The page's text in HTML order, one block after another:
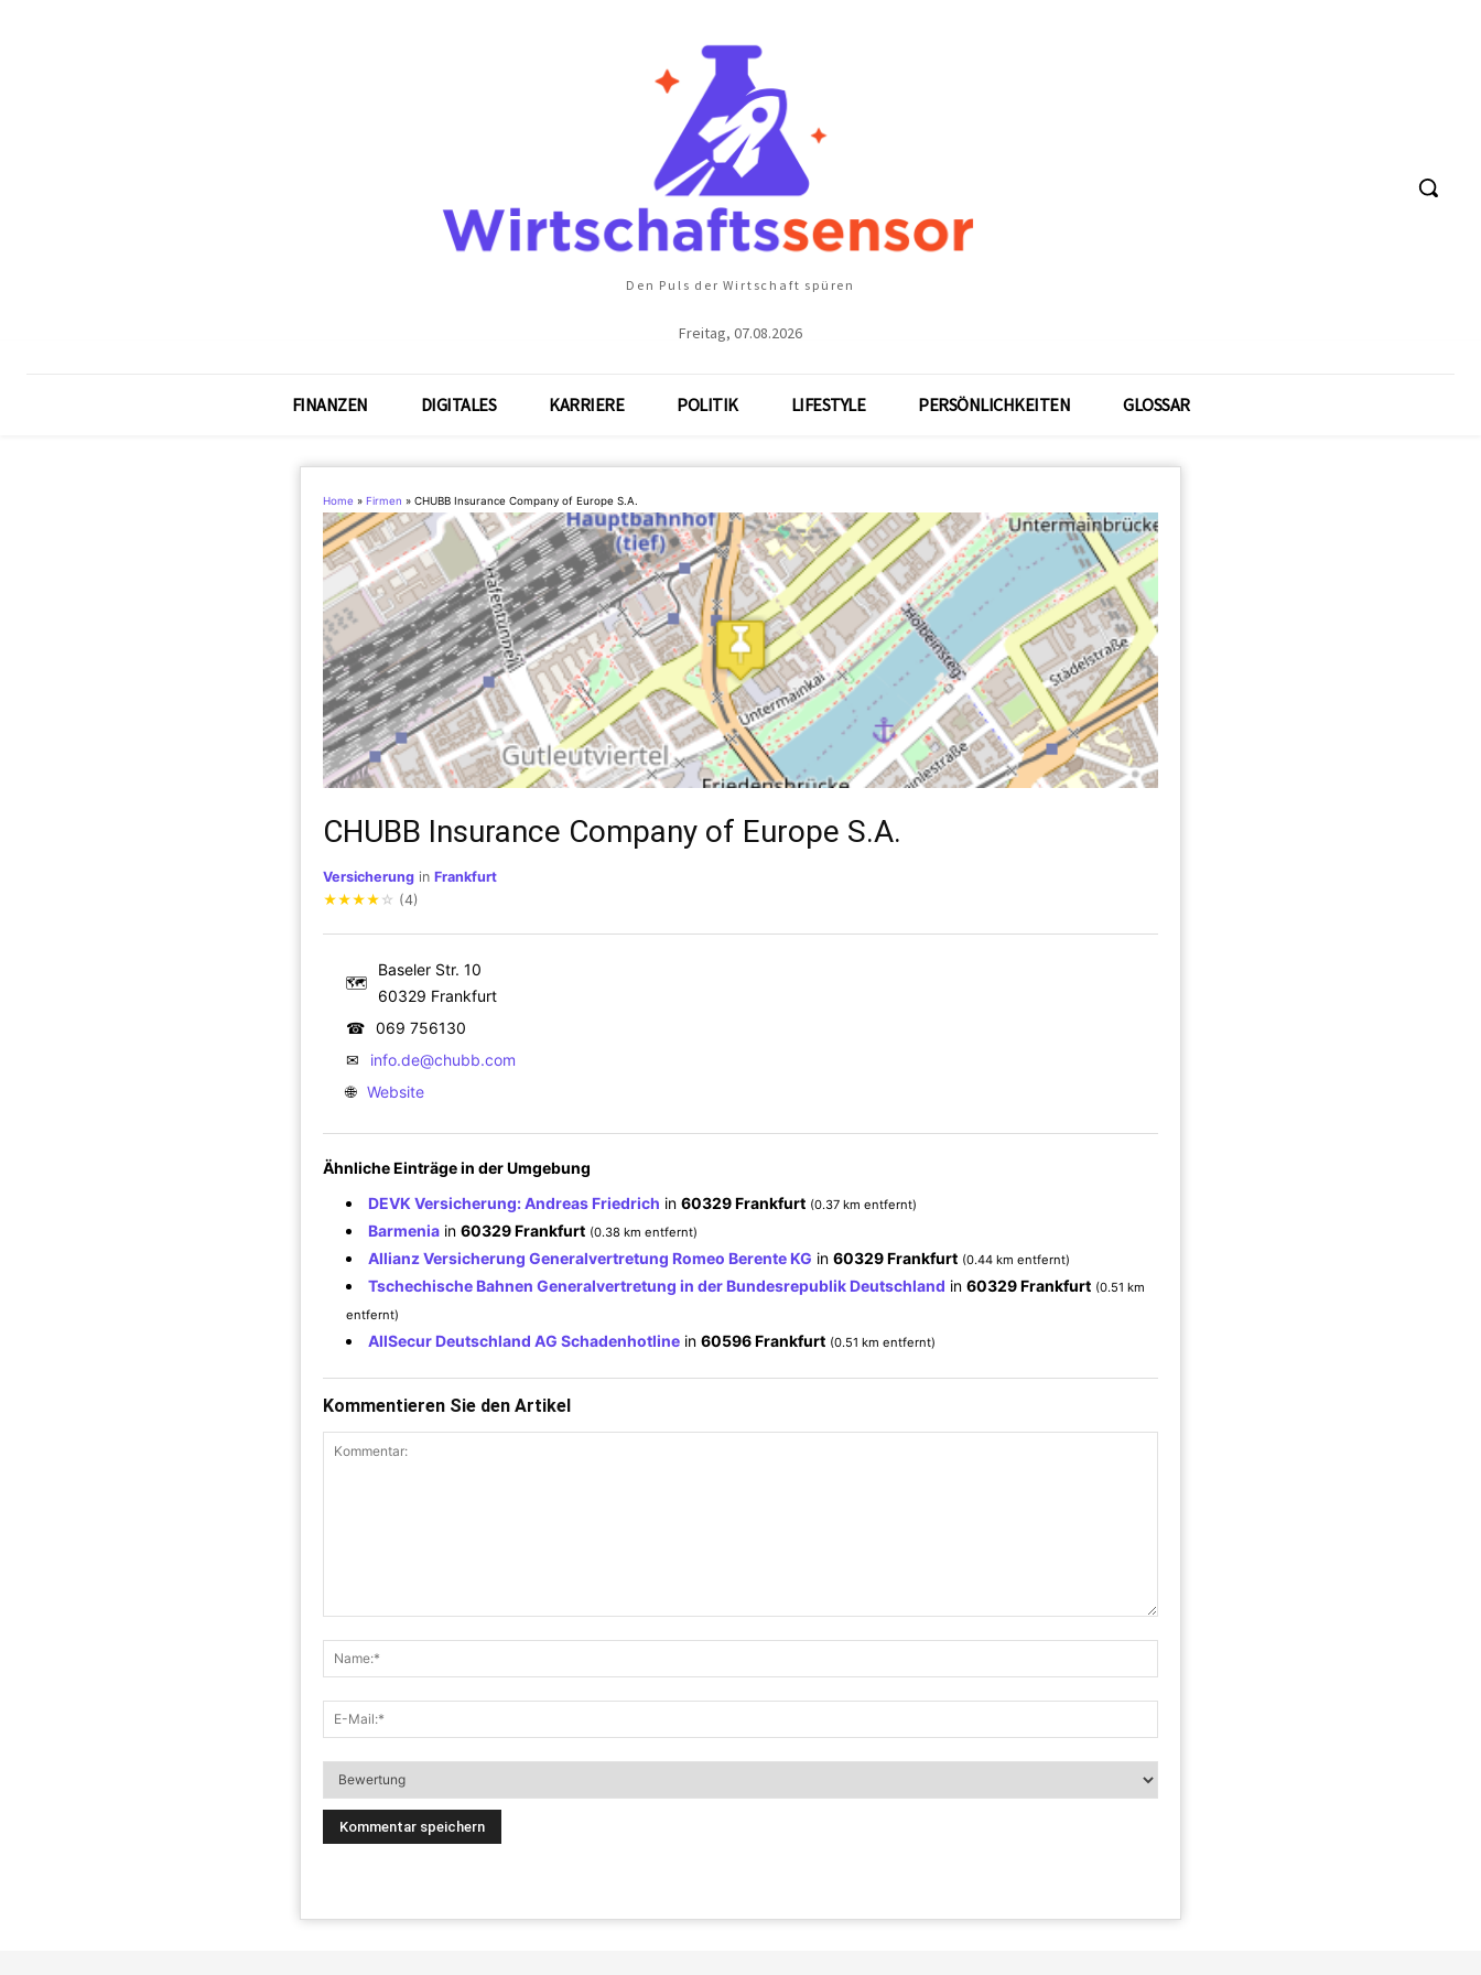
Den Puls der Wirtschaft spüren
Freitag, 07.08.2026
FINANZEN DIGITALES KARRIERE POLITIK LIFESTYLE PERSÖNLICHKEITEN GLOSSAR
Home » Firmen » CHUBB Insurance Company of Europe S.A.
CHUBB Insurance Company of Europe S.A.
Versicherung in Frankfurt
★★★★ ☆ (4)
🗺
Baseler Str. 10
60329 Frankfurt
☎ 069 756130
✉
info.de@chubb.com
🌐 Website
Ähnliche Einträge in der Umgebung
DEVK Versicherung: Andreas Friedrich in 60329 Frankfurt (0.37 km entfernt)
Barmenia in 60329 Frankfurt (0.38 km entfernt)
Allianz Versicherung Generalvertretung Romeo Berente KG in 60329 Frankfurt (0.44 km entfernt)
Tschechische Bahnen Generalvertretung in der Bundesrepublik Deutschland in 60329 Frankfurt (0.51 km
entfernt)
AllSecur Deutschland AG Schadenhotline in 60596 Frankfurt (0.51 km entfernt)
Kommentieren Sie den Artikel